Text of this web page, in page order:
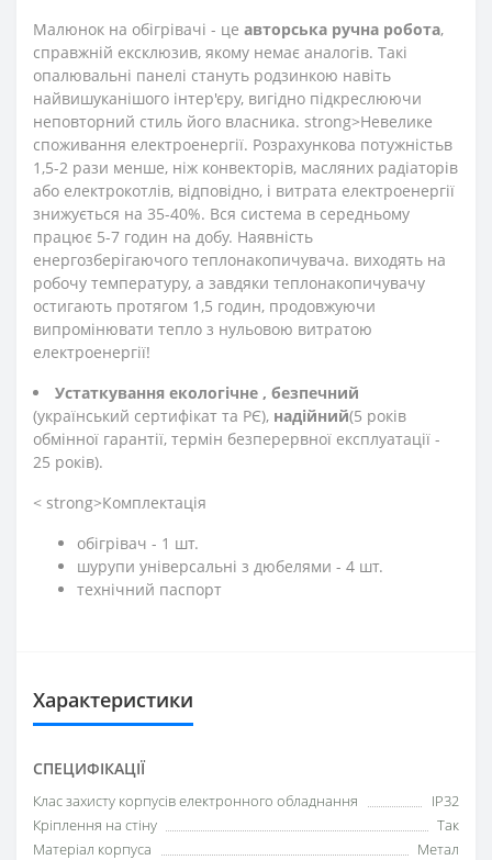
Малюнок на обігрівачі - це авторська ручна робота,
справжній ексклюзив, якому немає аналогів. Такі
опалювальні панелі стануть родзинкою навіть
найвишуканішого інтер'єру, вигідно підкреслюючи
неповторний стиль його власника. strong>Невелике
споживання електроенергії. Розрахункова потужністьв
1,5-2 рази менше, ніж конвекторів, масляних радіаторів
або електрокотлів, відповідно, і витрата електроенергії
знижується на 35-40%. Вся система в середньому
працює 5-7 годин на добу. Наявність
енергозберігаючого теплонакопичувача. виходять на
робочу температуру, а завдяки теплонакопичувачу
остигають протягом 1,5 годин, продовжуючи
випромінювати тепло з нульовою витратою
електроенергії!
Устаткування екологічне , безпечний
(український сертифікат та РЄ), надійний(5 років
обмінної гарантії, термін безперервної експлуатації -
25 років).
< strong>Комплектація
обігрівач - 1 шт.
шурупи універсальні з дюбелями - 4 шт.
технічний паспорт
Характеристики
СПЕЦИФІКАЦІЇ
Клас захисту корпусів електронного обладнання
IP32
Кріплення на стіну
Так
Матеріал корпуса
Метал